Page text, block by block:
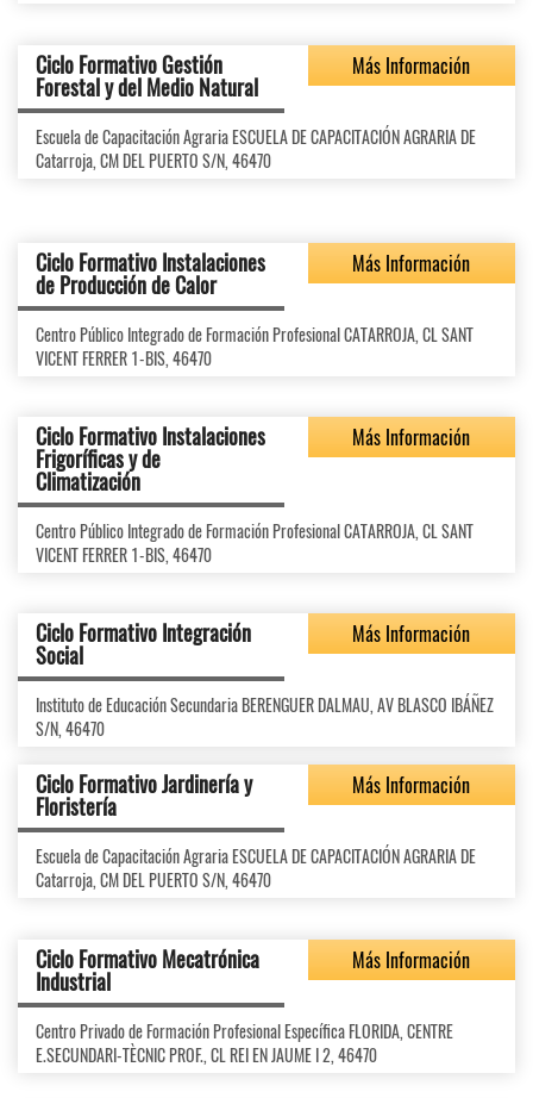
Ciclo Formativo Gestión
Forestal y del Medio Natural
Más Información
Escuela de Capacitación Agraria ESCUELA DE CAPACITACIÓN AGRARIA DE
Catarroja, CM DEL PUERTO S/N, 46470
Ciclo Formativo Instalaciones
de Producción de Calor
Más Información
Centro Público Integrado de Formación Profesional CATARROJA, CL SANT
VICENT FERRER 1-BIS, 46470
Ciclo Formativo Instalaciones
Frigoríficas y de
Climatización
Más Información
Centro Público Integrado de Formación Profesional CATARROJA, CL SANT
VICENT FERRER 1-BIS, 46470
Ciclo Formativo Integración
Social
Más Información
Instituto de Educación Secundaria BERENGUER DALMAU, AV BLASCO IBÁÑEZ
S/N, 46470
Ciclo Formativo Jardinería y
Floristería
Más Información
Escuela de Capacitación Agraria ESCUELA DE CAPACITACIÓN AGRARIA DE
Catarroja, CM DEL PUERTO S/N, 46470
Ciclo Formativo Mecatrónica
Industrial
Más Información
Centro Privado de Formación Profesional Específica FLORIDA, CENTRE
E.SECUNDARI-TÈCNIC PROF., CL REI EN JAUME I 2, 46470